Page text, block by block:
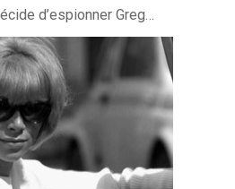
d’espionner Greg…